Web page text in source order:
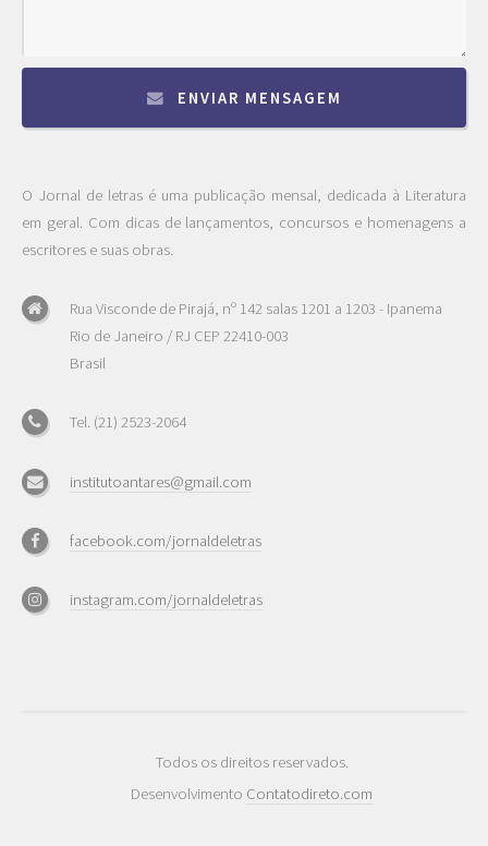
ENVIAR MENSAGEM
O Jornal de letras é uma publicação mensal, dedicada à Literatura
em geral. Com dicas de lançamentos, concursos e homenagens a
escritores e suas obras.
Rua Visconde de Pirajá, nº 142 salas 1201 a 1203 - Ipanema
Rio de Janeiro / RJ CEP 22410-003
Brasil
Tel. (21) 2523-2064
institutoantares@gmail.com
facebook.com/jornaldeletras
instagram.com/jornaldeletras
Todos os direitos reservados.
Desenvolvimento Contatodireto.com